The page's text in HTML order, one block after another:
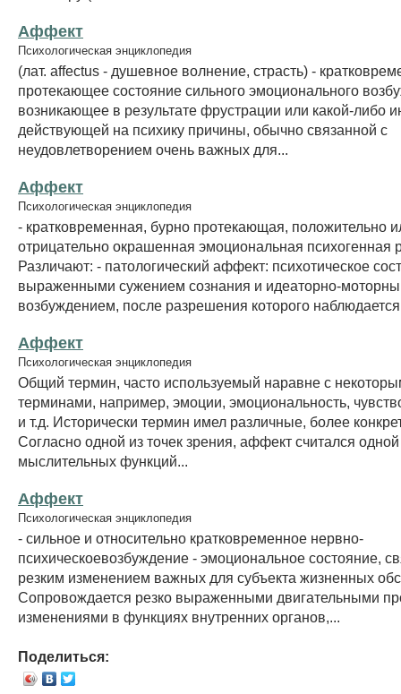
Аффект
Психологическая энциклопедия
(лат. affectus - душевное волнение, страсть) -
протекающее состояние сильного эмоционального
возникающее в результате фрустрации или какой-либо
действующей на психику причины, обычно связанной с
неудовлетворением очень важных для...
Аффект
Психологическая энциклопедия
- кратковременная, бурно протекающая, положительно
отрицательно окрашенная эмоциональная психогенная
Различают: - патологический аффект: психотическое
выраженными сужением сознания и идеаторно-
возбуждением, после разрешения которого
Аффект
Психологическая энциклопедия
Общий термин, часто используемый наравне с
терминами, например, эмоции, эмоциональность,
и т.д. Исторически термин имел различные, более
Согласно одной из точек зрения, аффект считался одной
мыслительных функций...
Аффект
Психологическая энциклопедия
- сильное и относительно кратковременное нервно-
психическоевозбуждение - эмоциональное состояние,
резким изменением важных для субъекта жизненных
Сопровождается резко выраженными двигательными
изменениями в функциях внутренних органов,...
Поделиться: